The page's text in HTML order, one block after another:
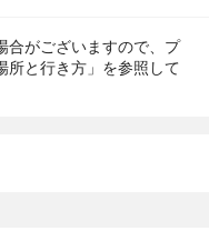
合がございますので、プ
所と行き方」を参照して